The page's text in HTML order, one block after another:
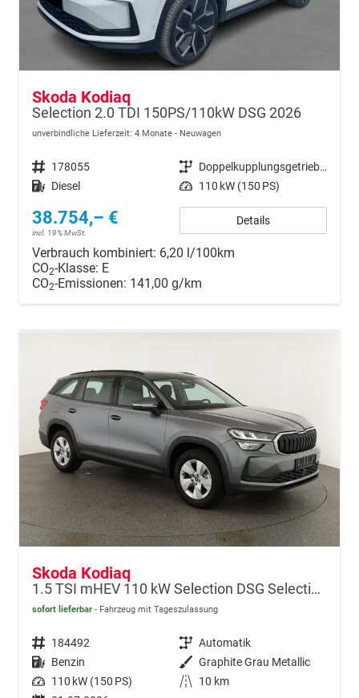
Skoda Kodiaq
Selection 2.0 TDI 150PS/110kW DSG 2026
unverbindliche Lieferzeit: 4 Monate Neuwagen
Fahrzeugnr. 178055 Getriebe
Doppelkupplungsgetriebe (DSG)
Kraftstoff Diesel Leistung 110 kW (150 PS)
38.754,– €
incl. 19% MwSt.
Details
Verbrauch kombiniert: 6,20 l/100km
CO2-Klasse: E
CO2-Emissionen: 141,00 g/km
Skoda Kodiaq
1.5 TSI mHEV 110 kW Selection DSG Selection, AHK, Navi, Side, Kamera, Winter, 4 J.- Garantie
sofort lieferbar Fahrzeug mit Tageszulassung
Fahrzeugnr. 184492 Getriebe Automatik
Kraftstoff Benzin Außenfarbe Graphite Grau Metallic
Leistung 110 kW (150 PS) Kilometerstand
10 km